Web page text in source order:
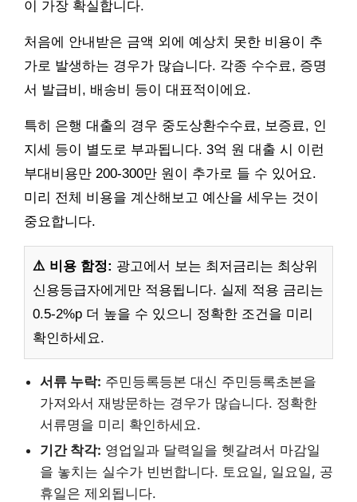
이 가장 확실합니다.
처음에 안내받은 금액 외에 예상치 못한 비용이 추
가로 발생하는 경우가 많습니다. 각종 수수료, 증명
서 발급비, 배송비 등이 대표적이에요.
특히 은행 대출의 경우 중도상환수수료, 보증료, 인
지세 등이 별도로 부과됩니다. 3억 원 대출 시 이런
부대비용만 200-300만 원이 추가로 들 수 있어요.
미리 전체 비용을 계산해보고 예산을 세우는 것이
중요합니다.
⚠️ 비용 함정: 광고에서 보는 최저금리는 최상위
신용등급자에게만 적용됩니다. 실제 적용 금리는
0.5-2%p 더 높을 수 있으니 정확한 조건을 미리
확인하세요.
서류 누락: 주민등록등본 대신 주민등록초본을
가져와서 재방문하는 경우가 많습니다. 정확한
서류명을 미리 확인하세요.
기간 착각: 영업일과 달력일을 헷갈려서 마감일
을 놓치는 실수가 빈번합니다. 토요일, 일요일, 공
휴일은 제외됩니다.